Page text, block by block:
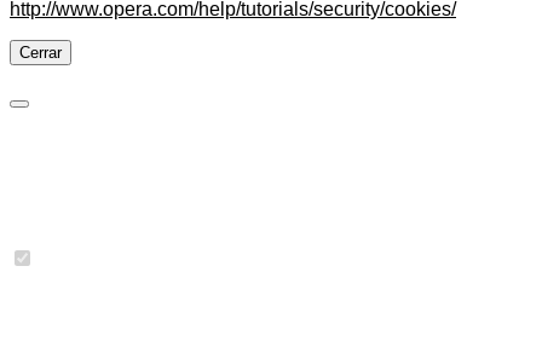
http://www.opera.com/help/tutorials/security/cookies/
Cerrar